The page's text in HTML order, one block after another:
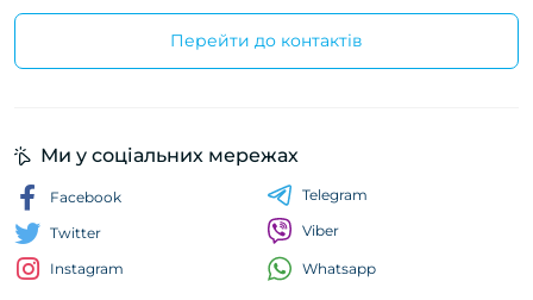
Перейти до контактів
Ми у соціальних мережах
Facebook
Twitter
Instagram
Telegram
Viber
Whatsapp